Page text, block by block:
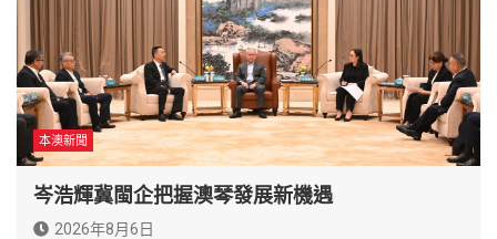
本澳新聞
岑浩輝冀閩企把握澳琴發展新機遇
2026年8月6日